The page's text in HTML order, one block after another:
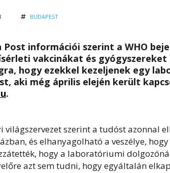
BUDAPEST
Post információi szerint a WHO
vakcinákat és
hogy ezekkel kezeljenek egy
aki még április elején került
.
világszervezet szerint a tudóst azonnal
és elhanyagolható a veszélye,
hogy a laboratóriumi
azt sem tudni, hogy egyáltalán